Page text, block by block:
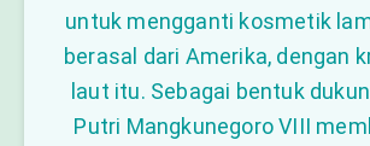
untuk mengganti kosmetik
berasal dari Amerika, dengan
laut itu. Sebagai bentuk
Putri Mangkunegoro VIII